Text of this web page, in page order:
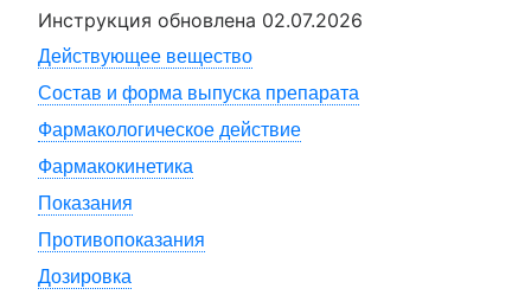
Инструкция обновлена 02.07.2026
Действующее вещество
Состав и форма выпуска препарата
Фармакологическое действие
Фармакокинетика
Показания
Противопоказания
Дозировка